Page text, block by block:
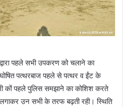
पहले सभी उपकरण को चलाने का
पत्थरबाज पहले से पत्थर व ईंट के
पहले पुलिस समझाने का कोशिश करते
उन सभी के तरफ बढ़ती रही। स्थिति